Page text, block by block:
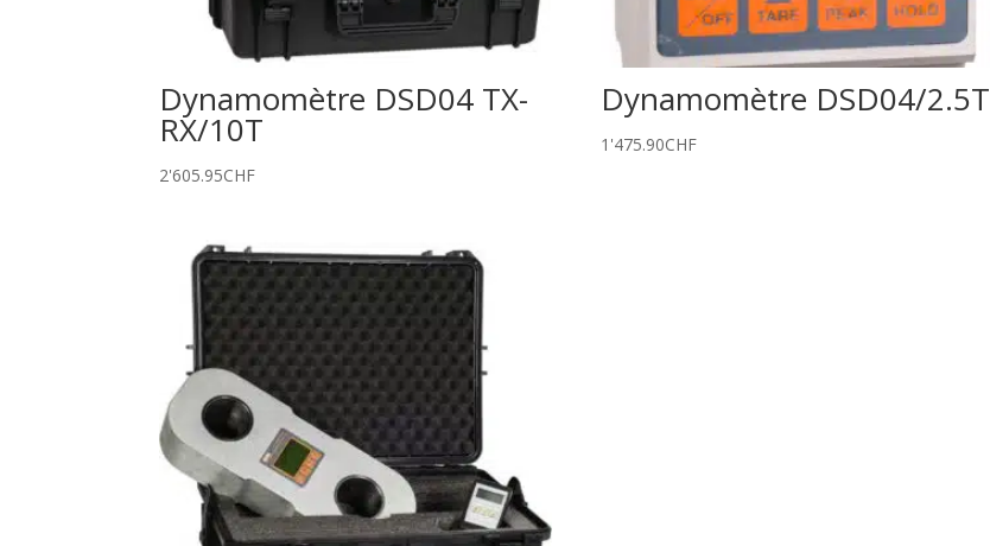
Dynamomètre DSD04 TX-
RX/10T
2'605.95CHF
Dynamomètre DSD04/2.5T
1'475.90CHF